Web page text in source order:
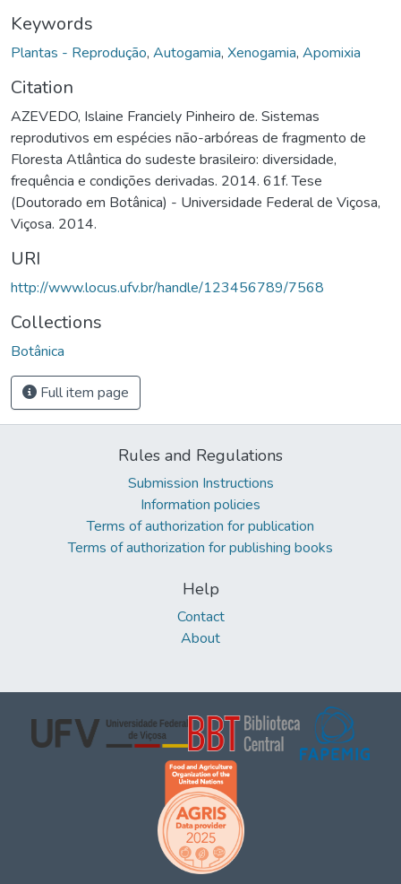
Keywords
Plantas - Reprodução, Autogamia, Xenogamia, Apomixia
Citation
AZEVEDO, Islaine Franciely Pinheiro de. Sistemas
reprodutivos em espécies não-arbóreas de fragmento de
Floresta Atlântica do sudeste brasileiro: diversidade,
frequência e condições derivadas. 2014. 61f. Tese
(Doutorado em Botânica) - Universidade Federal de Viçosa,
Viçosa. 2014.
URI
http://www.locus.ufv.br/handle/123456789/7568
Collections
Botânica
Full item page
Rules and Regulations
Submission Instructions
Information policies
Terms of authorization for publication
Terms of authorization for publishing books
Help
Contact
About